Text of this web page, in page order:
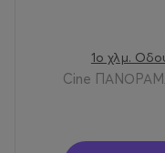
1ο χλμ.
Cine